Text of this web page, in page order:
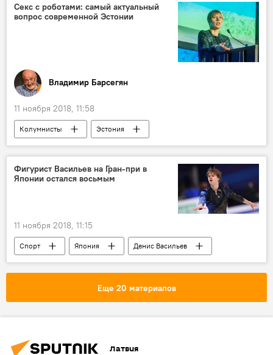
Секс с роботами: самый актуальный
вопрос современной Эстонии
Владимир Барсегян
11 ноября 2018, 11:58
Колумнисты
Эстония
Керсти Кальюлайд
роботы
Фигурист Васильев на Гран-при в
Японии остался восьмым
11 ноября 2018, 11:15
Спорт Япония Денис Васильев
Еще 20 материалов
Латвия